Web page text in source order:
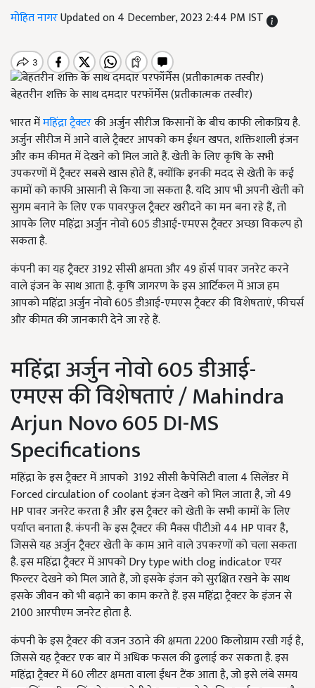
मोहित नागरUpdated on 4 December, 2023 2:44 PM IST
बेहतरीन शक्ति के साथ दमदार परफॉर्मेंस (प्रतीकात्मक तस्वीर)
भारत मेंमहिंद्रा ट्रैक्टरकी अर्जुन सीरीज किसानों के बीच काफी लोकप्रिय है.
अर्जुन सीरीज में आने वाले ट्रैक्टर आपको कम ईंधन खपत, शक्तिशाली इंजन
और कम कीमत में देखने को मिल जाते हैं. खेती के लिए कृषि के सभी
उपकरणों में ट्रैक्टर सबसे खास होते हैं, क्योंकि इनकी मदद से खेती के कई
कामों को काफी आसानी से किया जा सकता है. यदि आप भी अपनी खेती को
सुगम बनाने के लिए एक पावरफुल ट्रैक्टर खरीदने का मन बना रहे हैं, तो
आपके लिए महिंद्रा अर्जुन नोवो 605 डीआई-एमएस ट्रैक्टर अच्छा विकल्प हो
सकता है.
कंपनी का यह ट्रैक्टर 3192 सीसी क्षमता और 49 हॉर्स पावर जनरेट करने
वाले इंजन के साथ आता है. कृषि जागरण के इस आर्टिकल में आज हम
आपको महिंद्रा अर्जुन नोवो 605 डीआई-एमएस ट्रैक्टर की विशेषताएं, फीचर्स
और कीमत की जानकारी देने जा रहे हैं.
महिंद्रा अर्जुन नोवो 605 डीआई-
एमएस की विशेषताएं / Mahindra
Arjun Novo 605 DI-MS
Specifications
महिंद्रा के इस ट्रैक्टर में आपको 3192 सीसी कैपेसिटी वाला 4 सिलेंडर में
Forced circulation of coolant इंजन देखने को मिल जाता है, जो 49
HP पावर जनरेट करता है और इस ट्रैक्टर को खेती के सभी कामों के लिए
पर्याप्त बनाता है. कंपनी के इस ट्रैक्टर की मैक्स पीटीओ 44 HP पावर है,
जिससे यह अर्जुन ट्रैक्टर खेती के काम आने वाले उपकरणों को चला सकता
है. इस महिंद्रा ट्रैक्टर में आपको Dry type with clog indicator एयर
फिल्टर देखने को मिल जाते हैं, जो इसके इंजन को सुरक्षित रखने के साथ
इसके जीवन को भी बढ़ाने का काम करते हैं. इस महिंद्रा ट्रैक्टर के इंजन से
2100 आरपीएम जनरेट होता है.
कंपनी के इस ट्रैक्टर की वजन उठाने की क्षमता 2200 किलोग्राम रखी गई है,
जिससे यह ट्रैक्टर एक बार में अधिक फसल की ढुलाई कर सकता है. इस
महिंद्रा ट्रैक्टर में 60 लीटर क्षमता वाला ईंधन टैंक आता है, जो इसे लंबे समय